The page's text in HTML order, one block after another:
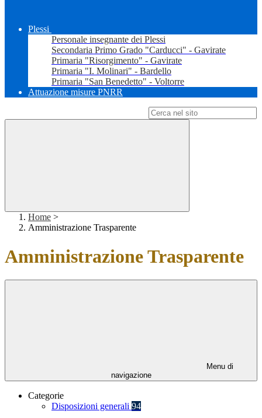
Plessi
Personale insegnante dei Plessi
Secondaria Primo Grado "Carducci" - Gavirate
Primaria "Risorgimento" - Gavirate
Primaria "I. Molinari" - Bardello
Primaria "San Benedetto" - Voltorre
Attuazione misure PNRR
Home >
Amministrazione Trasparente
Amministrazione Trasparente
Menu di
navigazione
Categorie
Disposizioni generali 94